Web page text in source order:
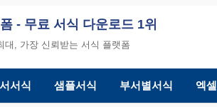
- 무료 서식 다운로드 1위
대, 가장 신뢰받는 서식 플랫폼
서식 샘플서식 부서별서식 엑